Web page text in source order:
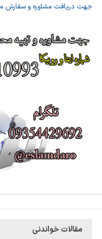
جهت دریافت مشاوره و سفارش
مقالات خواندنی